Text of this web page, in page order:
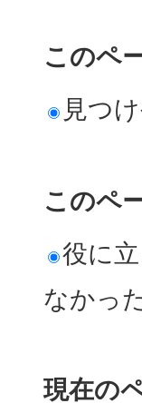
このペ
見つ
このペ
役に
なかっ
現在の